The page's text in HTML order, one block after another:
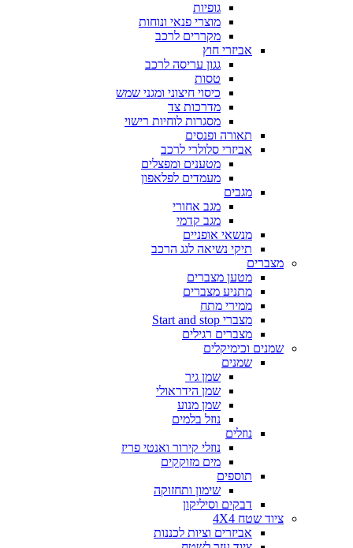
גופיות
מוצרי פנאי ונוחות
מקררים לרכב
אביזרי חוץ
גגון עריסה לרכב
טסות
כיסוי חיצוני ומגני שמש
מדרכות צד
מסגרות לוחיות רישוי
תאורה ופנסים
אביזרי סלולרי לרכב
מטענים ומפצלים
מעמדים לפלאפון
מגבים
מגב אחורי
מגב קדמי
מנשאי אופניים
תיקי נשיאה לגג הרכב
מצברים
מטען מצברים
מתניע מצברים
ממירי מתח
מצברי Start and stop
מצברים רגילים
שמנים וכימיקלים
שמנים
שמן גיר
שמן הידראולי
שמן מנוע
נוזל בלמים
נוזלים
נוזלי קירור ואנטי פריז
מים מזוקקים
תוספים
שימון ותחזוקה
דבקים וסיליקון
ציוד שטח 4X4
אביזרים וציות לכננות